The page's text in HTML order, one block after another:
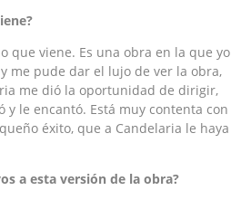
que viene. Es una obra en la que yo
me pude dar el lujo de ver la obra,
me dió la oportunidad de dirigir,
le encantó. Está muy contenta con
éxito, que a Candelaria le haya
a esta versión de la obra?